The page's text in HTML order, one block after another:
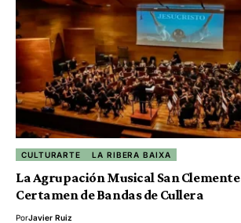
CULTURARTE LA RIBERA BAIXA
La Agrupación Musical San Clemente
Certamen de Bandas de Cullera
PorJavier Ruiz